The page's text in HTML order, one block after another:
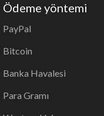
Ödeme yöntemi
PayPal
Bitcoin
Banka Havalesi
Para Gramı